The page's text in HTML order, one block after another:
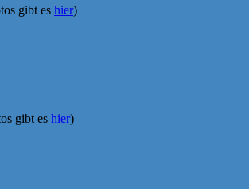
gibt es hier)
gibt es hier)